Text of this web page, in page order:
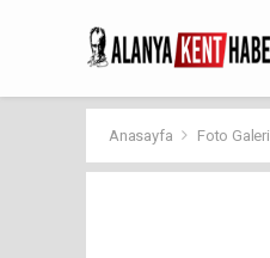
Anasayfa Foto Galeri